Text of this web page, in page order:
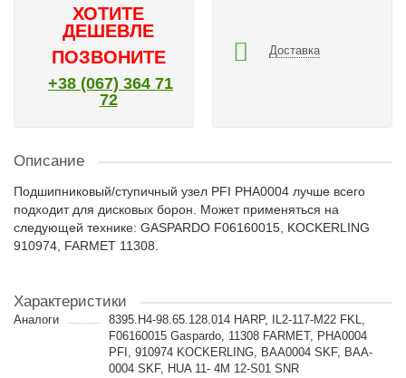
ХОТИТЕ
ДЕШЕВЛЕ
ПОЗВОНИТЕ
+38 (067) 364 71
72
Доставка
Описание
Подшипниковый/ступичный узел PFI PHA0004 лучше всего
подходит для дисковых борон. Может применяться на
следующей технике: GASPARDO F06160015, KOCKERLING
910974, FARMET 11308.
Характеристики
Аналоги
8395.H4-98.65.128.014 HARP, IL2-117-M22 FKL,
F06160015 Gaspardo, 11308 FARMET, PHA0004
PFI, 910974 KOCKERLING, BAA0004 SKF, BAA-
0004 SKF, HUA 11- 4M 12-S01 SNR